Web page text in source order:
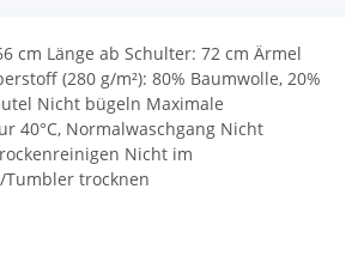
cm Länge ab Schulter: 72 cm Ärmel
(280 g/m²): 80% Baumwolle, 20%
Nicht bügeln Maximale
40°C, Normalwaschgang Nicht
Nicht im
Tumbler trocknen